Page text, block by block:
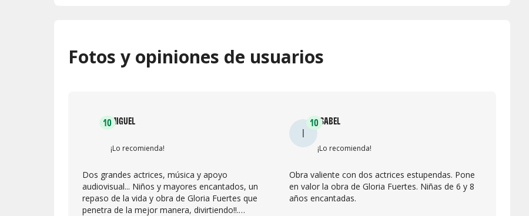
Fotos y opiniones de usuarios
10MIGUEL
¡Lo recomienda!
Dos grandes actrices, música y apoyo
audiovisual... Niños y mayores encantados, un
repaso de la vida y obra de Gloria Fuertes que
penetra de la mejor manera, divirtiendo!!.
I
10ISABEL
¡Lo recomienda!
Obra valiente con dos actrices estupendas. Pone
en valor la obra de Gloria Fuertes. Niñas de 6 y 8
años encantadas.